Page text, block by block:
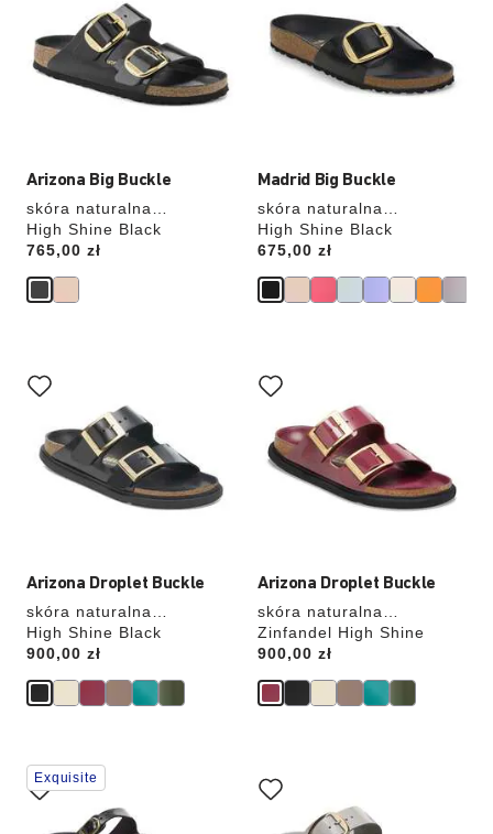
Arizona Big Buckle
skóra naturalna
lakierowana
High Shine Black
Price:
765,00 zł
zdjęcia
produktu
Madrid Big Buckle
skóra naturalna
lakierowana
High Shine Black
Price:
675,00 zł
zmianę
zdjęcia
produktu
Arizona Droplet Buckle
skóra naturalna
lakierowana
High Shine Black
Price:
900,00 zł
koloru
spowoduje
zdjęcia
produktu
Arizona Droplet Buckle
skóra naturalna
lakierowana
Zinfandel High Shine
Price:
900,00 zł
koloru
spowoduje
zmianę
zdjęcia
produktu
Wybranie
koloru
spowoduje
Exquisite
koloru
spowoduje